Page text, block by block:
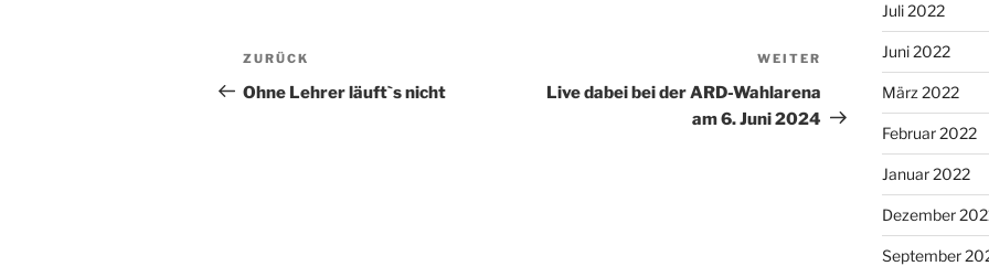
Beitragsnavigation
Vorheriger
Beitrag
ZURÜCK
Ohne Lehrer läuft`s nicht
Nächster
Beitrag
WEITER
Live dabei bei der ARD-Wahlarena
am 6. Juni 2024
Juli 2022
Juni 2022
März 2022
Februar 2022
Januar 2022
Dezember
September